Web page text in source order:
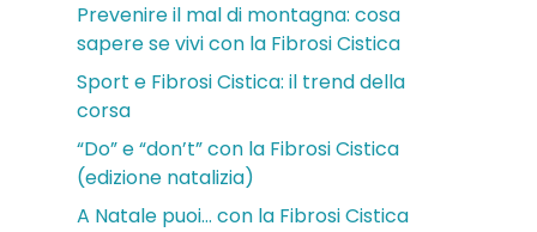
Prevenire il mal di montagna: cosa
sapere se vivi con la Fibrosi Cistica
Sport e Fibrosi Cistica: il trend della
corsa
“Do” e “don’t” con la Fibrosi Cistica
(edizione natalizia)
A Natale puoi… con la Fibrosi Cistica